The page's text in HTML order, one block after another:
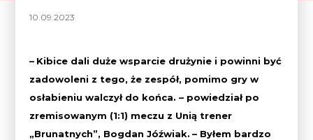
10.09.2023
– Kibice dali duże wsparcie drużynie i powinni być
zadowoleni z tego, że zespół, pomimo gry w
osłabieniu walczył do końca. – powiedział po
zremisowanym (1:1) meczu z Unią trener
„Brunatnych”, Bogdan Jóźwiak. – Byłem bardzo